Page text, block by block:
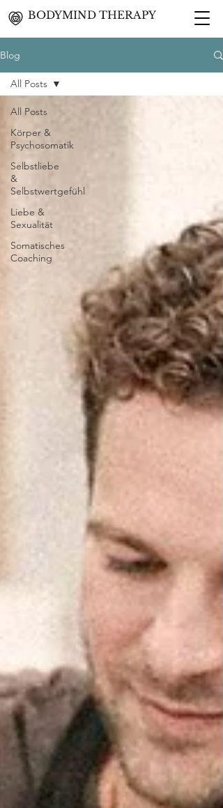
BODYMIND THERAPY
Blog
All Posts
Körper &
Psychosomatik
Selbstliebe
&
Selbstwertgefühl
Liebe &
Sexualität
Somatisches
Coaching
All Posts